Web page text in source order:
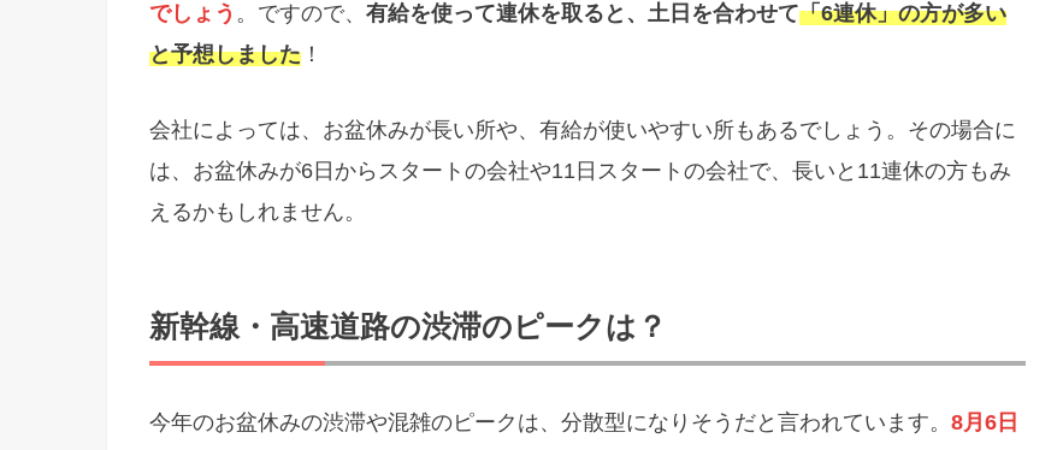
でしょう 。ですので、 有給を使って連休を取ると、土日を合わせて「6連休」の方が多い
と予想しました ！
会社によっては、お盆休みが長い所や、有給が使いやすい所もあるでしょう。その場合に
は、 お盆休みが6日からスタートの会社や11日スタートの会社で、長いと11連休の方もみ
えるかもしれません。
新幹線・高速道路の渋滞のピークは？
今年のお盆休みの渋滞や混雑のピークは、分散型になりそうだと言われています。 8月6日